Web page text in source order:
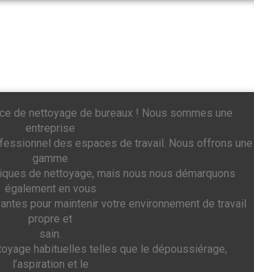
de nettoyage de bureaux ! Nous sommes une
entreprise
des espaces de travail. Nous offrons une
gamme
de nettoyage, mais nous nous démarquons
également en vous
pour maintenir votre environnement de travail
propre et
sain.
habituelles telles que le dépoussiérage,
l’aspiration et le